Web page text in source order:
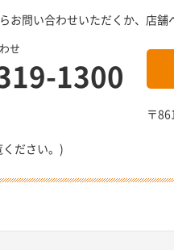
お問い合わせいただくか、店舗
せ
1300
ください。)
〒